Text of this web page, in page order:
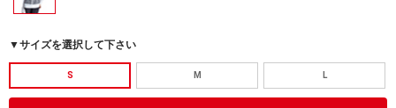
▼サイズを選択して下さい
S M L